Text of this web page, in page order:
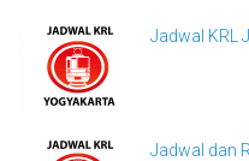
Jadwal KRL
Jadwal dan